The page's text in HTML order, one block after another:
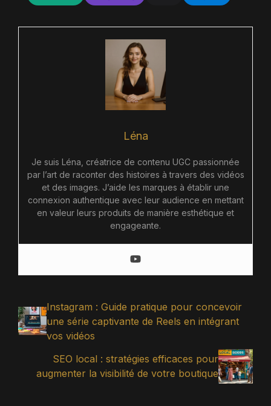
Léna
Je suis Léna, créatrice de contenu UGC passionnée
par l’art de raconter des histoires à travers des vidéos
et des images. J’aide les marques à établir une
connexion authentique avec leur audience en mettant
en valeur leurs produits de manière esthétique et
engageante.
Instagram : Guide pratique pour concevoir
une série captivante de Reels en intégrant
vos vidéos
SEO local : stratégies efficaces pour
augmenter la visibilité de votre boutique